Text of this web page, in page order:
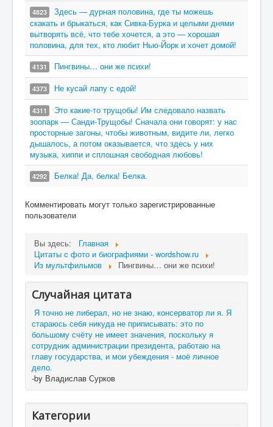
4823
Здесь — дурная половина, где ты можешь
скакать и брыкаться, как Сивка-Бурка и целыми днями
вытворять всё, что тебе хочется, а это — хорошая
половина, для тех, кто любит Нью-Йорк и хочет домой!
4131 Пингвины… они же психи!
4373 Не кусай лапу с едой!
4311
Это какие-то трущобы! Им следовало назвать
зоопарк — Санди-Трущобы! Сначала они говорят: у нас
просторные загоны, чтобы животным, видите ли, легко
дышалось, а потом оказывается, что здесь у них
музыка, хиппи и сплошная свободная любовь!
4292 Белка! Да, белка! Белка.
Комментировать могут только зарегистрированные
пользователи
Вы здесь:
Главная
Цитаты c фото и биографиями - wordshow.ru
Из мультфильмов
Пингвины… они же психи!
Случайная цитата
Я точно не либерал, но не знаю, консерватор ли я. Я
стараюсь себя никуда не приписывать: это по
большому счёту не имеет значения, поскольку я
сотрудник администрации президента, работаю на
главу государства, и мои убеждения - моё личное
дело.
-by Владислав Сурков
Категории